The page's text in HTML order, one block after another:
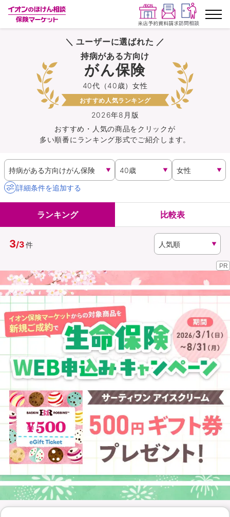
ランキングから探す
保険を比較する
保険会社から探す
イオンカード会員さま専用保険
キャンペーン一覧
コラム
イオングループ従業員さま向け
（無料） （無料）
イオンカード会員さま専用保険
＼ ユーザーに選ばれた ／
2026年8月版
40代（40歳）女性
持病がある方向け
がん保険
おすすめ人気ランキング
おすすめ・人気の商品をクリックが
多い順番にランキング形式でご紹介します。
詳細条件を追加する
ランキング 比較表
3/3件
PR